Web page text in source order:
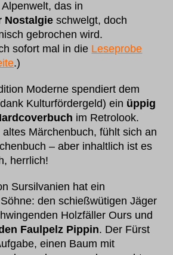
das in
Nostalgie schwelgt, doch
gebrochen wird.
sofort mal in die Leseprobe
.)
Moderne spendiert dem
Kulturfördergeld) ein üppig
im Retrolook.
Märchenbuch, fühlt sich an
– aber inhaltlich ist es
herrlich!
Sursilvanien hat ein
den schießwütigen Jäger
Holzfäller Ours und
Faulpelz Pippin. Der Fürst
einen Baum mit